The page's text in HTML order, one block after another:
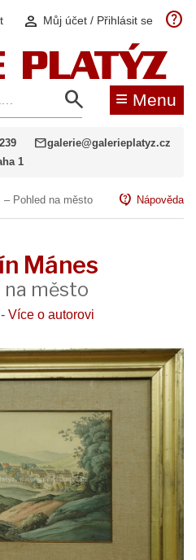
person Můj účet / Přihlásit se help
search ≡ Menu
mailgalerie@galerieplatyz.cz
1
– Pohled na město contact_support Nápověda
Mánes
na město
Více o autorovi